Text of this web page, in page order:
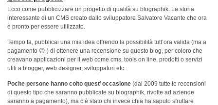
Ecco come pubblicizzare un progetto di qualità su blographik. La storia
interessante di un CMS creato dallo sviluppatore Salvatore Vacante che ora
è pronto per essere utilizzato.
Tempo fa, pubblicai una mia idea offrendo la possibilità tutt’ora valida (ma a
pagamento 😉 ) di ottenere una recensione su questo blog, per coloro che
creavano applicazioni per il web come cms, tools on line, prodotti o servizi
utili a blogger, web designer, sviluppatori etc..
Poche persone hanno colto quest’ occasione (dal 2009 tutte le recensioni
di questo tipo che saranno pubblicate su blographik, rivolte ad aziende
saranno a pagamento), ma c’è stato chi invece chia ha saputo sfruttare